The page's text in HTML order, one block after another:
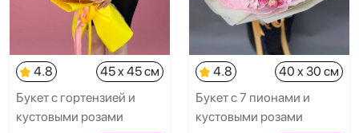
4.8
45 x 45 см
Букет с гортензией и
кустовыми розами
4.8
40 x 30 см
Букет с 7 пионами и
кустовыми розами